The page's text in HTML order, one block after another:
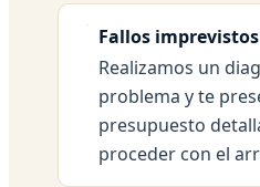
Fallos imprevistos
Realizamos un
problema y te
presupuesto
proceder con el